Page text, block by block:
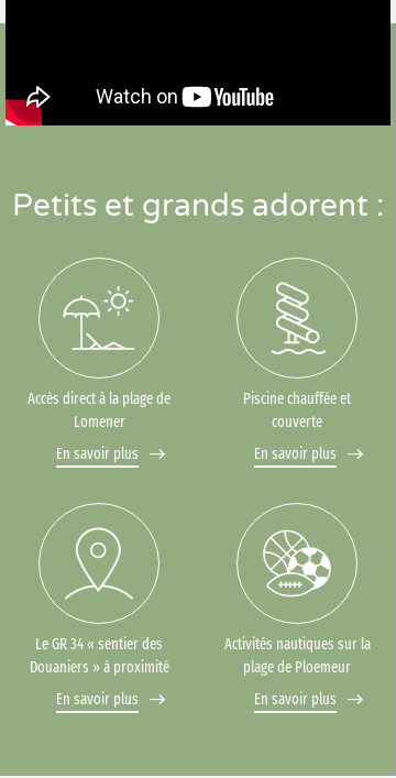
Petits et grands adorent :
Accès direct à la plage de
Lomener
En savoir plus
Piscine chauffée et
couverte
En savoir plus
Le GR 34 « sentier des
Douaniers » à proximité
En savoir plus
Activités nautiques sur la
plage de Ploemeur
En savoir plus